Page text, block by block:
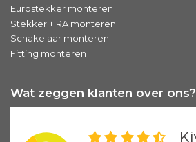
Eurostekker monteren
Stekker + RA monteren
Schakelaar monteren
Fitting monteren
Wat zeggen klanten over ons?